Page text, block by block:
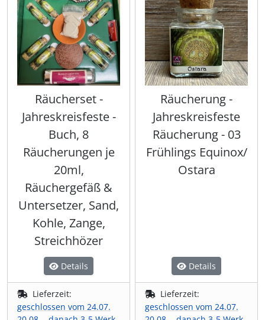
Räucherset -
Jahreskreisfeste -
Buch, 8
Räucherungen je
20ml,
Räuchergefäß &
Untersetzer, Sand,
Kohle, Zange,
Streichhözer
Details
Lieferzeit:
geschlossen vom 24.07.
Räucherung -
Jahreskreisfeste
Räucherung - 03
Frühlings Equinox/
Ostara
Details
Lieferzeit:
geschlossen vom 24.07.